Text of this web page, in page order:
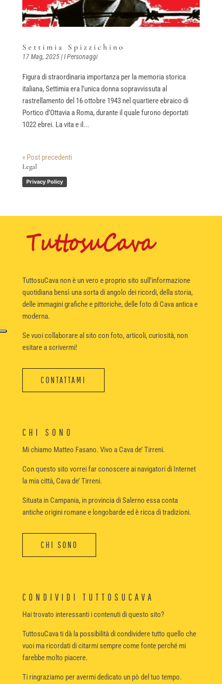
Settimia Spizzichino
17 Mag, 2025|I Personaggi
Figura di straordinaria importanza per la memoria storica
italiana, Settimia era l’unica donna sopravvissuta al
rastrellamento del 16 ottobre 1943 nel quartiere ebraico di
Portico d’Ottavia a Roma, durante il quale furono deportati
1022 ebrei. La vita e il...
« Post precedenti
Legal
Privacy Policy
TuttosuCava non è un vero e proprio sito sull’informazione
quotidiana bensì una sorta di angolo dei ricordi, della storia,
delle immagini grafiche e pittoriche, delle foto di Cava antica e
moderna.
Se vuoi collaborare al sito con foto, articoli, curiosità, non
esitare a scrivermi!
CONTATTAMI
CHI SONO
Mi chiamo Matteo Fasano. Vivo a Cava de’ Tirreni.
Con questo sito vorrei far conoscere ai navigatori di Internet
la mia città, Cava de’ Tirreni.
Situata in Campania, in provincia di Salerno essa conta
antiche origini romane e longobarde ed è ricca di tradizioni.
CHI SONO
CONDIVIDI TUTTOSUCAVA
Hai trovato interessanti i contenuti di questo sito?
TuttosuCava ti dà la possibilità di condividere tutto quello che
vuoi ma ricordati di citarmi sempre come fonte perché mi
farebbe molto piacere.
Ti ringraziamo per avermi dedicato un pò del tuo tempo.